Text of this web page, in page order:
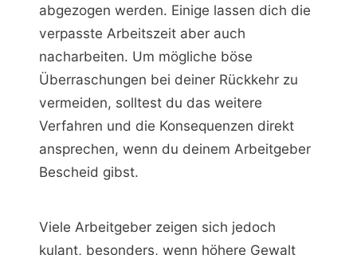
abgezogen werden. Einige lassen dich die
verpasste Arbeitszeit aber auch
nacharbeiten. Um mögliche böse
Überraschungen bei deiner Rückkehr zu
vermeiden, solltest du das weitere
Verfahren und die Konsequenzen direkt
ansprechen, wenn du deinem Arbeitgeber
Bescheid gibst.
Viele Arbeitgeber zeigen sich jedoch
kulant, besonders, wenn höhere Gewalt